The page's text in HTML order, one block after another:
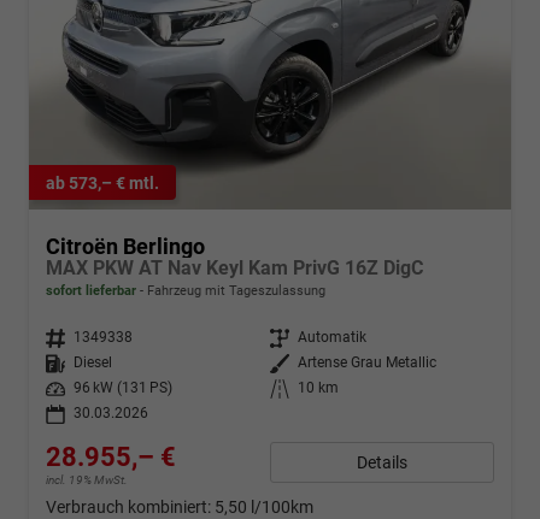
ab 573,– € mtl.
Citroën Berlingo
MAX PKW AT Nav Keyl Kam PrivG 16Z DigC
sofort lieferbar Fahrzeug mit Tageszulassung
Fahrzeugnr. 1349338 Getriebe Automatik
Kraftstoff
Diesel Außenfarbe Artense Grau Metallic
Leistung
96 kW (131 PS) Kilometerstand
10 km
30.03.2026
28.955,– €
incl. 19% MwSt.
Details
Verbrauch kombiniert: 5,50 l/100km